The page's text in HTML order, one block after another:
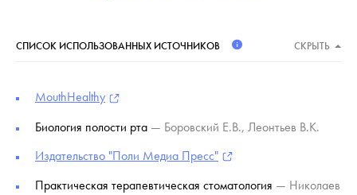
СПИСОК ИСПОЛЬЗОВАННЫХ ИСТОЧНИКОВ СКРЫТЬ
MouthHealthy
Биология полости рта — Боровский Е.В., Леонтьев В.К.
Издательство "Поли Медиа Пресс"
Практическая терапевтическая стоматология — Николаев